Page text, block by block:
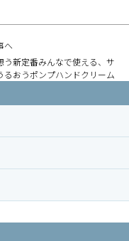
へ
う新定番みんなで使える、サ
るおうポンプハンドクリーム